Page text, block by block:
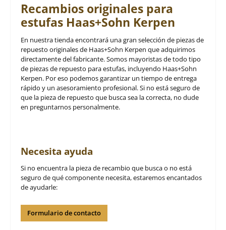
Recambios originales para
estufas Haas+Sohn Kerpen
En nuestra tienda encontrará una gran selección de piezas de
repuesto originales de Haas+Sohn Kerpen que adquirimos
directamente del fabricante. Somos mayoristas de todo tipo
de piezas de repuesto para estufas, incluyendo Haas+Sohn
Kerpen. Por eso podemos garantizar un tiempo de entrega
rápido y un asesoramiento profesional. Si no está seguro de
que la pieza de repuesto que busca sea la correcta, no dude
en preguntarnos personalmente.
Necesita ayuda
Si no encuentra la pieza de recambio que busca o no está
seguro de qué componente necesita, estaremos encantados
de ayudarle:
Formulario de contacto